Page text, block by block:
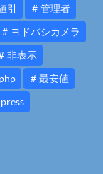
引
管理者
ヨドバシカメラ
非表示
最安値